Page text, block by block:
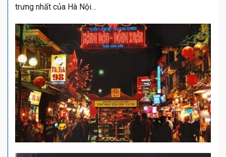
trưng nhất của Hà Nội…